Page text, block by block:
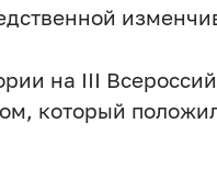
на III
который